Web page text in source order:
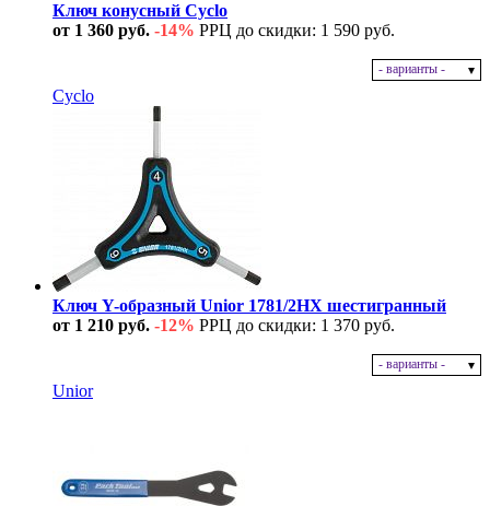
Ключ конусный Cyclo
от 1 360 руб. -14% РРЦ до скидки: 1 590 руб.
- варианты -
Cyclo
Ключ Y-образный Unior 1781/2HX шестигранный
от 1 210 руб. -12% РРЦ до скидки: 1 370 руб.
- варианты -
Unior